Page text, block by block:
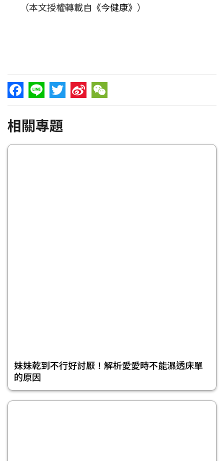
（本文授權轉載自 《今健康》 ）
Facebook
Line TwitterSina WeChat
相關專題
妹妹乾到不行好討厭！解析愛愛時不能濕透床單
的原因